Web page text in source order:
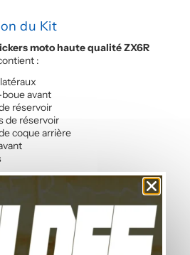
du Kit
moto haute qualité ZX6R
:
avant
réservoir
de réservoir
coque arrière
fréquentes — Kit Déco
le kit déco sans
la peinture ?